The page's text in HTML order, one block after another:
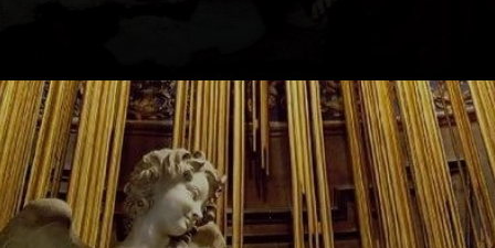
Technisch perfekt